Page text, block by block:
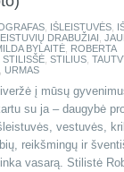
IŠLEISTUVĖS
DRABUŽIAI
BYLAITĖ ROBERTA
STILISŠĖ STILIUS
URMAS
į mūsų
su ja – daugybė
vestuvės,
reikšmingų ir
vasarą. Stilistė